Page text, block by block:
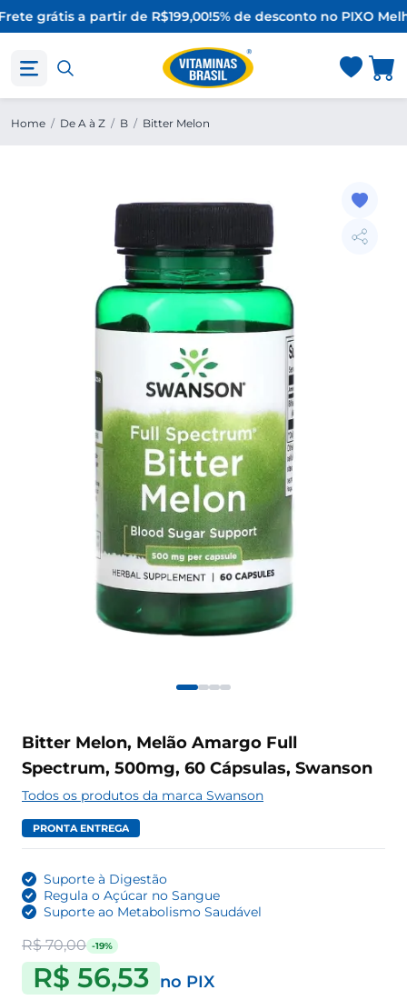
grátis a partir de R$199,00!5% de desconto no PIXO
Home / De A à Z / B / Bitter Melon
Bitter Melon, Melão Amargo Full
Spectrum, 500mg, 60 Cápsulas, Swanson
Todos os produtos da marca Swanson
PRONTA ENTREGA
Suporte à Digestão
Regula o Açúcar no Sangue
Suporte ao Metabolismo Saudável
R$ 70,00 -19%
R$ 56,53 no PIX